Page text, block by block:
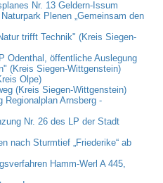
Nr. 13 Geldern-Issum
Plenen „Gemeinsam den
trifft Technik" (Kreis Siegen-
Odenthal, öffentliche Auslegung
(Kreis Siegen-Wittgenstein)
Olpe)
(Kreis Siegen-Wittgenstein)
Regionalplan Arnsberg -
Nr. 26 des LP der Stadt
nach Sturmtief „Friederike“ ab
Hamm-Werl A 445,